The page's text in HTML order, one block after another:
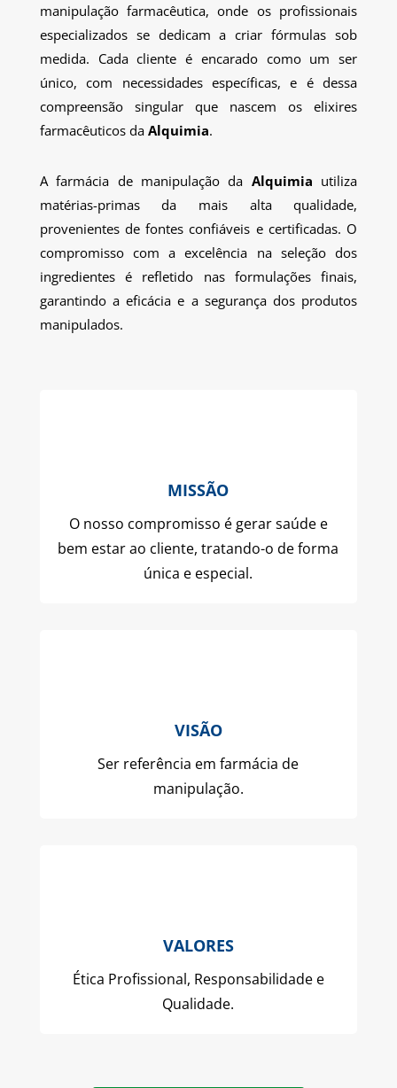
manipulação farmacêutica, onde os profissionais
especializados se dedicam a criar fórmulas sob
medida. Cada cliente é encarado como um ser
único, com necessidades específicas, e é dessa
compreensão singular que nascem os elixires
farmacêuticos da Alquimia.
A farmácia de manipulação da Alquimia utiliza
matérias-primas da mais alta qualidade,
provenientes de fontes confiáveis e certificadas. O
compromisso com a excelência na seleção dos
ingredientes é refletido nas formulações finais,
garantindo a eficácia e a segurança dos produtos
manipulados.
MISSÃO
O nosso compromisso é gerar saúde e
bem estar ao cliente, tratando-o de forma
única e especial.
VISÃO
Ser referência em farmácia de
manipulação.
VALORES
Ética Profissional, Responsabilidade e
Qualidade.